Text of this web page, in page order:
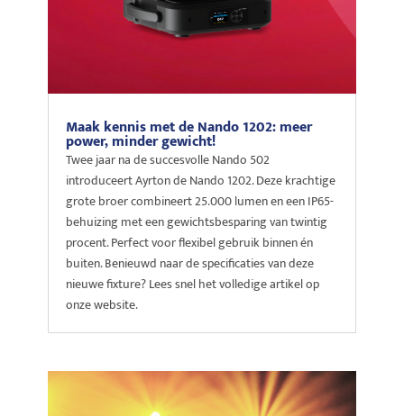
Maak kennis met de Nando 1202: meer
power, minder gewicht!
Twee jaar na de succesvolle Nando 502
introduceert Ayrton de Nando 1202. Deze krachtige
grote broer combineert 25.000 lumen en een IP65-
behuizing met een gewichtsbesparing van twintig
procent. Perfect voor flexibel gebruik binnen én
buiten. Benieuwd naar de specificaties van deze
nieuwe fixture? Lees snel het volledige artikel op
onze website.